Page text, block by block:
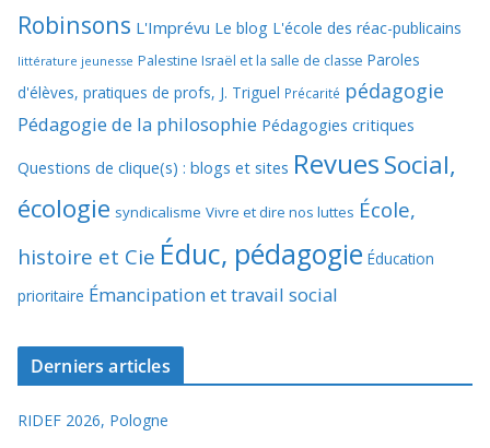
Robinsons L'Imprévu Le blog L'école des réac-publicains
littérature jeunesse Palestine Israël et la salle de classe Paroles
d'élèves, pratiques de profs, J. Triguel Précarité pédagogie
Pédagogie de la philosophie Pédagogies critiques
Questions de clique(s) : blogs et sites RevuesSocial,
écologie syndicalisme Vivre et dire nos luttes École,
histoire et Cie Éduc, pédagogie Éducation
prioritaire Émancipation et travail social
Derniers articles
RIDEF 2026, Pologne